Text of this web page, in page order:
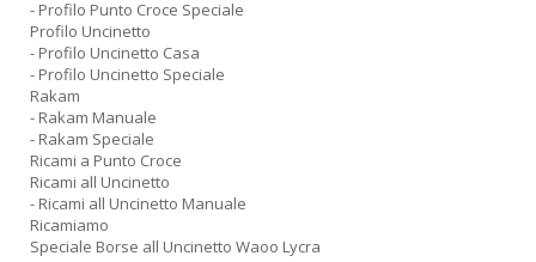
- Profilo Punto Croce Speciale
Profilo Uncinetto
- Profilo Uncinetto Casa
- Profilo Uncinetto Speciale
Rakam
- Rakam Manuale
- Rakam Speciale
Ricami a Punto Croce
Ricami all Uncinetto
- Ricami all Uncinetto Manuale
Ricamiamo
Speciale Borse all Uncinetto Waoo Lycra